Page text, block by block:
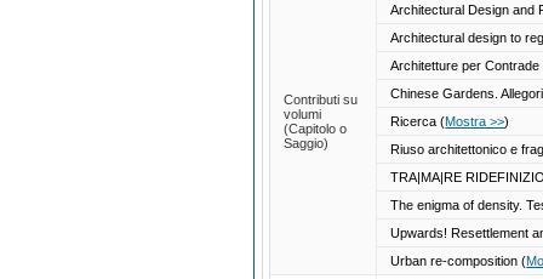
Contributi su
volumi
(Capitolo o
Saggio)
Architectural Design and
Architectural design to
Architetture per
Chinese Gardens.
Ricerca(Mostra >>)
Riuso architettonico e
TRA|MA|RE
The enigma of density.
Upwards! Resettlement
Urban re-composition(